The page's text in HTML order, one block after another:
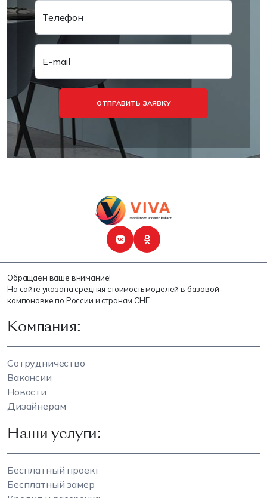
Телефон
E-mail
ОТПРАВИТЬ ЗАЯВКУ
Обращаем ваше внимание!
На сайте указана средняя стоимость моделей в базовой
компоновке по России и странам СНГ.
Компания:
Сотрудничество
Вакансии
Новости
Дизайнерам
Наши услуги:
Бесплатный проект
Бесплатный замер